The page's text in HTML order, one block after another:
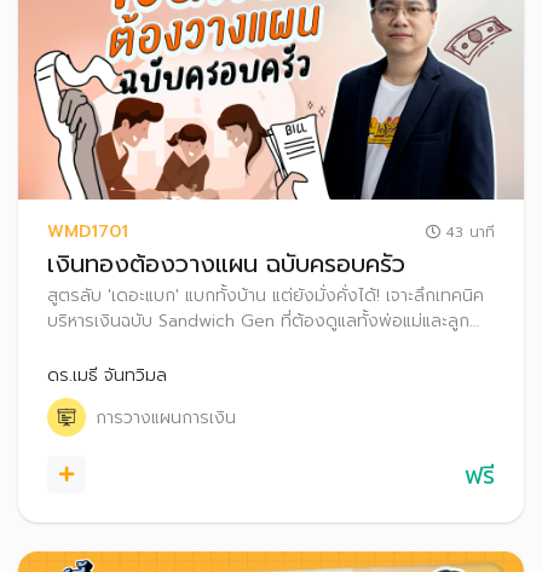
WMD1701 43 นาที
เงินทองต้องวางแผน ฉบับครอบครัว
สูตรลับ 'เดอะแบก' แบกทั้งบ้าน แต่ยังมั่งคั่งได้! เจาะลึกเทคนิค
บริหารเงินฉบับ Sandwich Gen ที่ต้องดูแลทั้งพ่อแม่และลูก
มรดก เพื่อส่งต่อความมั่งคั่งและคุ้มครองความสุขของทุกคน
อย่างยั่งยืน
ดร.เมธี จันทวิมล
การวางแผนการเงิน
ฟรี